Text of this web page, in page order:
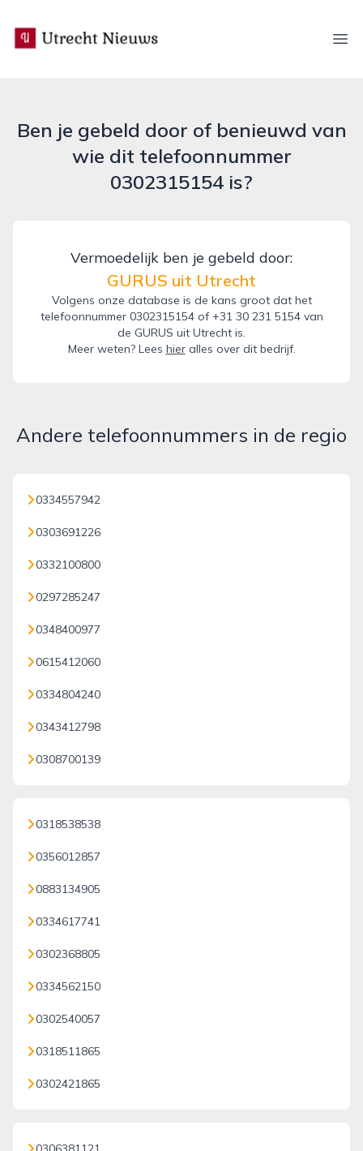
utrecht-nieuws.nl
Ben je gebeld door of benieuwd van
wie dit telefoonnummer
0302315154 is?
Vermoedelijk ben je gebeld door:
GURUS uit Utrecht
Volgens onze database is de kans groot dat het
telefoonnummer 0302315154 of +31 30 231 5154 van
de GURUS uit Utrecht is.
Meer weten? Lees hieralles over dit bedrijf.
Andere telefoonnummers in de regio
0334557942
0303691226
0332100800
0297285247
0348400977
0615412060
0334804240
0343412798
0308700139
0318538538
0356012857
0883134905
0334617741
0302368805
0334562150
0302540057
0318511865
0302421865